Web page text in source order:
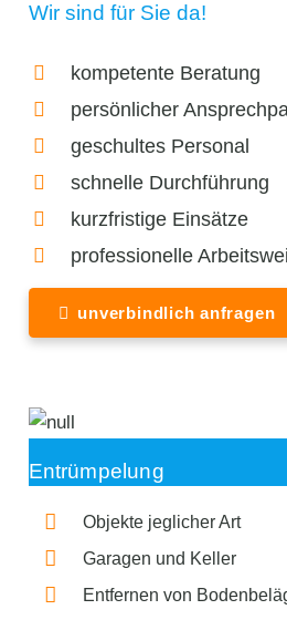
Wir sind für Sie da!
kompetente Beratung
persönlicher
geschultes Personal
schnelle Durchführung
kurzfristige Einsätze
professionelle
unverbindlich anfragen
Entrümpelung
Objekte jeglicher Art
Garagen und Keller
Entfernen von